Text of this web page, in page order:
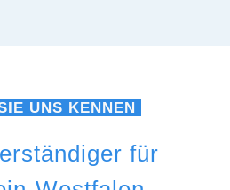
UNS KENNEN
für